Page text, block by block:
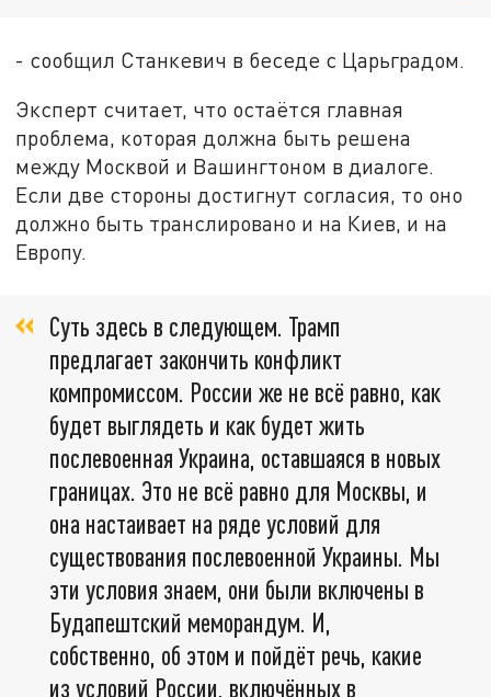
- сообщил Станкевич в беседе с Царьградом.
Эксперт считает, что остаётся главная
проблема, которая должна быть решена
между Москвой и Вашингтоном в диалоге.
Если две стороны достигнут согласия, то оно
должно быть транслировано и на Киев, и на
Европу.
Суть здесь в следующем. Трамп
предлагает закончить конфликт
компромиссом. России же не всё равно, как
будет выглядеть и как будет жить
послевоенная Украина, оставшаяся в новых
границах. Это не всё равно для Москвы, и
она настаивает на ряде условий для
существования послевоенной Украины. Мы
эти условия знаем, они были включены в
Будапештский меморандум. И,
собственно, об этом и пойдёт речь, какие
из условий России, включённых в